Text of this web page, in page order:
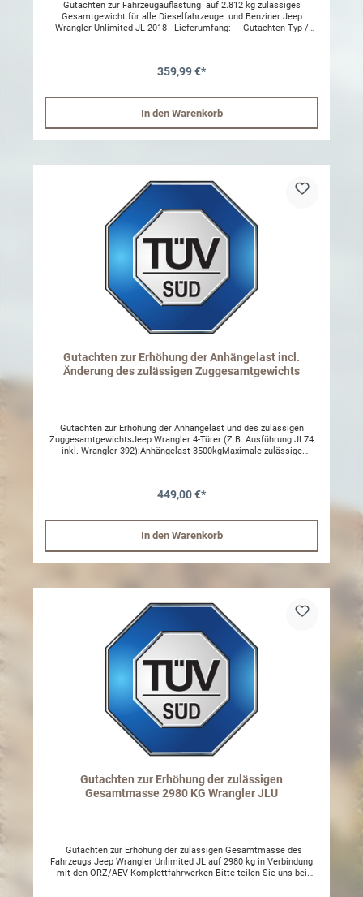
Gutachten zur Fahrzeugauflastung auf 2.812 kg zulässiges
Gesamtgewicht für alle Dieselfahrzeuge und Benziner Jeep
Wrangler Unlimited JL 2018 Lieferumfang: Gutachten Typ /
verbindung von einer Anhängelast erhöhung nur 3319kg möglich.
StVzo ist es vorgeschrieben dieses Typenschild auf das alte
Typenschild zu überkleben.Bitte vergessen Sie nicht das
Typenschild bei Ihrer Bestellung hinzuzufügen (Bild dient zur
Symoblisierung)
359,99 €*
In den Warenkorb
Gutachten zur Erhöhung der Anhängelast incl.
Änderung des zulässigen Zuggesamtgewichts
Gutachten zur Erhöhung der Anhängelast und des zulässigen
ZuggesamtgewichtsJeep Wrangler 4-Türer (Z.B. Ausführung JL74
inkl. Wrangler 392):Anhängelast 3500kgMaximale zulässige
Fahrzeugkombination: 5903kgD=MIN 14,5KN,S=MIN.125KGJeep
ORZ-Auflastung ( 2980kg ):Anhängelast 3500kgMaximale zulässige
Gesamtmasse der Fahrzeugkombination: 6400kgD=MIN
15,79KN,S=MIN.125KGJeep Wrangler 2-Türer (Z.B. Ausführung
JL72):Anhängelast 2500kgMaximale zulässige Gesamtmasse der
Fahrzeugkombination: 4904kgD=MIN 12,1KN,S=MIN.75KG Hinweis:
Fahrzeug anzupassen Hinweis: Das Typenschild des Fahrzeugs
möglich
449,00 €*
In den Warenkorb
Gutachten zur Erhöhung der zulässigen
Gesamtmasse 2980 KG Wrangler JLU
Gutachten zur Erhöhung der zulässigen Gesamtmasse des
Fahrzeugs Jeep Wrangler Unlimited JL auf 2980 kg in Verbindung
mit den ORZ/AEV Komplettfahrwerken Bitte teilen Sie uns bei